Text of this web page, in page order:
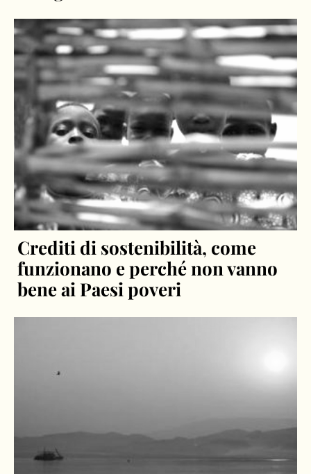
Crediti di sostenibilità, come
funzionano e perché non vanno
bene ai Paesi poveri